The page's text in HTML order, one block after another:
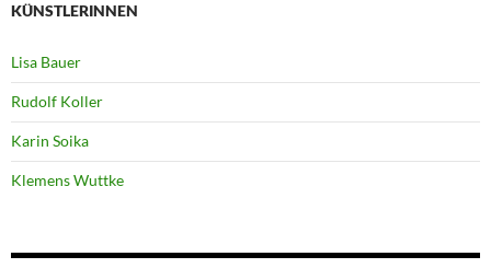
KÜNSTLERINNEN
Lisa Bauer
Rudolf Koller
Karin Soika
Klemens Wuttke